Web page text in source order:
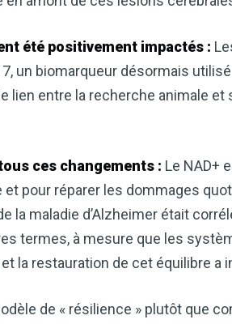
été positivement impactés :
un biomarqueur désormais
lien entre la recherche animale
ces changements : Le NAD+
pour réparer les dommages
la maladie d’Alzheimer était
termes, à mesure que les
la restauration de cet équilibre a
de « résilience » plutôt que